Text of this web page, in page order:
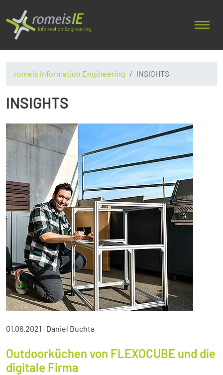
romeis Information Engineering INSIGHTS
INSIGHTS
01.06.2021 | Daniel Buchta
Outdoorküchen von FLEXOCUBE und die
digitale Firma